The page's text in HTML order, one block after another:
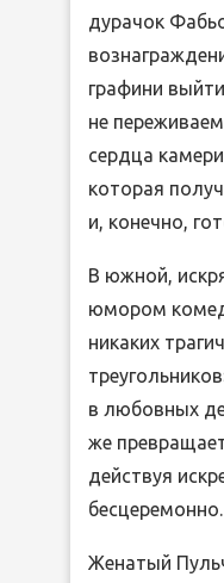
дурачок
графини
не
сердца
которая
и, конечно,
В южной,
юмором
никаких
в любовных
же
действуя
бесцеремонно.
Женатый